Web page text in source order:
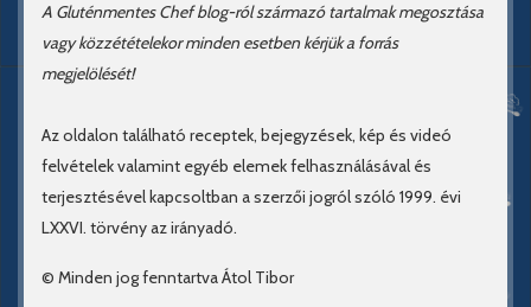
A Gluténmentes Chef blog-ról származó tartalmak megosztása
vagy közzétételekor minden esetben kérjük a forrás
megjelölését!
Az oldalon található receptek, bejegyzések, kép és videó
felvételek valamint egyéb elemek felhasználásával és
terjesztésével kapcsoltban a szerzői jogról szóló 1999. évi
LXXVI. törvény az irányadó.
© Minden jog fenntartva Átol Tibor